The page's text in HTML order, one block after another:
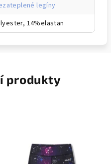
legíny
14%elastan
produkty